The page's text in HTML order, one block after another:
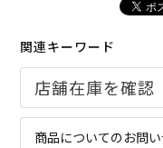
関連キーワード
商品についてのお問